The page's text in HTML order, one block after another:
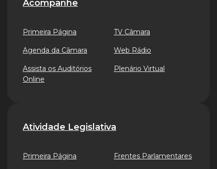
Acompanhe
Primeira Página
Agenda da Câmara
Assista os Auditórios
Online
TV Câmara
Web Rádio
Plenário Virtual
Atividade Legislativa
Primeira Página Frentes Parlamentares